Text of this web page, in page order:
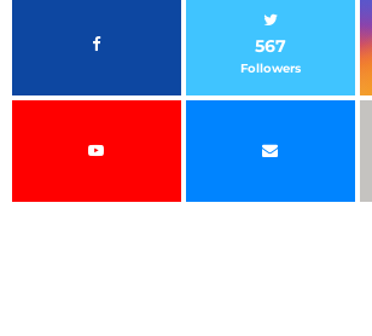
567
Followers